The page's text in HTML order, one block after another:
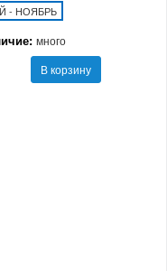
- НОЯБРЬ
много
В корзину